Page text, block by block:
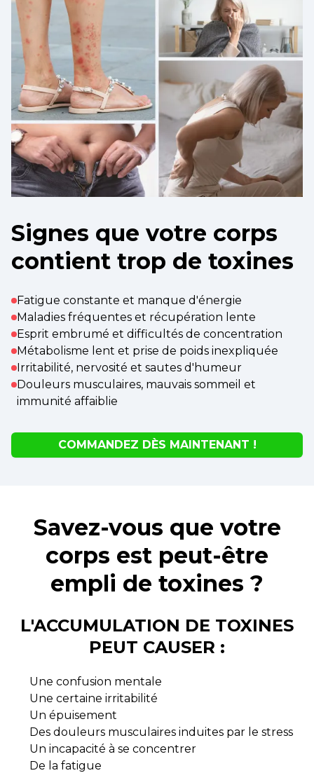
Signes que votre corps
contient trop de toxines
Fatigue constante et manque d'énergie
Maladies fréquentes et récupération lente
Esprit embrumé et difficultés de concentration
Métabolisme lent et prise de poids inexpliquée
Irritabilité, nervosité et sautes d'humeur
Douleurs musculaires, mauvais sommeil et
immunité affaiblie
COMMANDEZ DÈS MAINTENANT !
Savez-vous que votre
corps est peut-être
empli de toxines ?
L'ACCUMULATION DE TOXINES
PEUT CAUSER :
Une confusion mentale
Une certaine irritabilité
Un épuisement
Des douleurs musculaires induites par le stress
Un incapacité à se concentrer
De la fatigue